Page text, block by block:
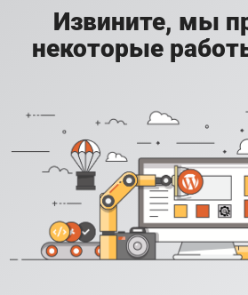
Извините, мы
некоторые